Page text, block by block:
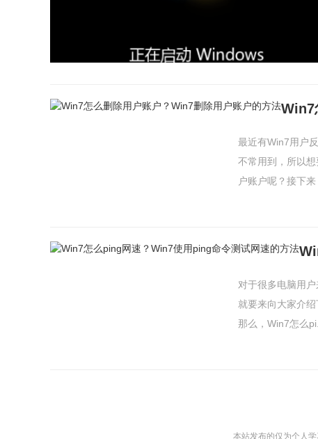
Win7
最近有Win7用户
不常用到，所以
户账户呢？接下来
对于很多电脑用
就要来向大家介
那么，Win7怎么
本站发布的仅为个人